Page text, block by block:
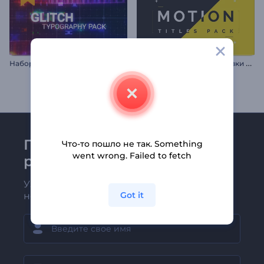
Н
абор для видео: Заголовки в движении
Присоединяйтесь к
рассылке Renderforest
Узнавайте о последних новостях и
новых предложениях первыми
Что-то пошло не так. Something
went wrong. Failed to fetch
Got it